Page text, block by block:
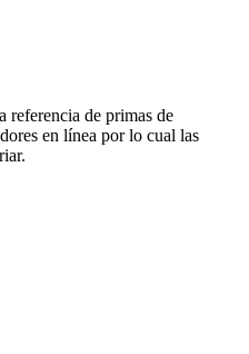
referencia de primas de
en línea por lo cual las